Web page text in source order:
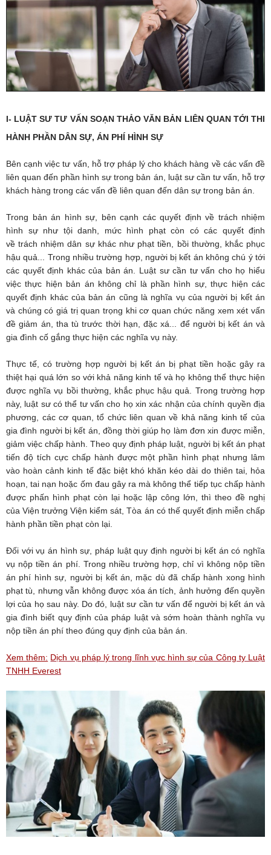
I- LUẬT SƯ TƯ VẤN SOẠN THẢO VĂN BẢN LIÊN QUAN TỚI THI
HÀNH PHẦN DÂN SỰ, ÁN PHÍ HÌNH SỰ
Bên cạnh việc tư vấn, hỗ trợ pháp lý cho khách hàng về các vấn đề
liên quan đến phần hình sự trong bản án, luật sư cần tư vấn, hỗ trợ
khách hàng trong các vấn đề liên quan đến dân sự trong bản án.
Trong bản án hình sự, bên cạnh các quyết định về trách nhiệm
hình sự như tội danh, mức hình phạt còn có các quyết định
về trách nhiệm dân sự khác như phạt tiền, bồi thường, khắc phục
hậu quả... Trong nhiều trường hợp, người bị kết án không chú ý tới
các quyết định khác của bản án. Luật sư cần tư vấn cho họ hiểu
việc thực hiện bản án không chỉ là phần hình sự, thực hiện các
quyết định khác của bản án cũng là nghĩa vụ của người bị kết án
và chúng có giá trị quan trọng khi cơ quan chức năng xem xét vấn
đề giảm án, tha tù trước thời hạn, đặc xá... để người bị kết án và
gia đình cố gắng thực hiện các nghĩa vụ này.
Thực tế, có trường hợp người bị kết án bị phạt tiền hoặc gây ra
thiệt hại quá lớn so với khả năng kinh tế và họ không thể thực hiện
được nghĩa vụ bồi thường, khắc phục hậu quả. Trong trường hợp
này, luật sư có thể tư vấn cho họ xin xác nhận của chính quyền địa
phương, các cơ quan, tổ chức liên quan về khả năng kinh tế của
gia đình người bị kết án, đồng thời giúp họ làm đơn xin được miễn,
giảm việc chấp hành. Theo quy định pháp luật, người bị kết án phạt
tiến độ tích cực chấp hành được một phần hình phạt nhưng lâm
vào hoàn cảnh kinh tế đặc biệt khó khăn kéo dài do thiên tai, hỏa
hoạn, tai nạn hoặc ốm đau gây ra mà không thể tiếp tục chấp hành
được phấn hình phạt còn lại hoặc lập công lớn, thì theo đề nghị
của Viện trưởng Viện kiểm sát, Tòa án có thế quyết định miễn chấp
hành phần tiền phạt còn lại.
Đối với vụ án hình sự, pháp luật quy định người bị kết án có nghĩa
vụ nộp tiền án phí. Trong nhiều trường hợp, chỉ vì không nộp tiền
án phí hình sự, người bị kết án, mặc dù đã chấp hành xong hình
phạt tù, nhưng vẫn không được xóa án tích, ảnh hưởng đến quyền
lợi của họ sau này. Do đó, luật sư cần tư vấn để người bị kết án và
gia đình biết quy định của pháp luật và sớm hoàn thành nghĩa vụ
nộp tiền án phí theo đúng quy định của bản án.
Xem thêm: Dịch vụ pháp lý trong lĩnh vực hình sự của Công ty Luật
TNHH Everest